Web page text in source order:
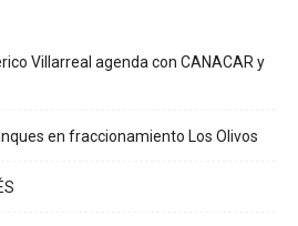
Villarreal agenda con CANACAR y
en fraccionamiento Los Olivos